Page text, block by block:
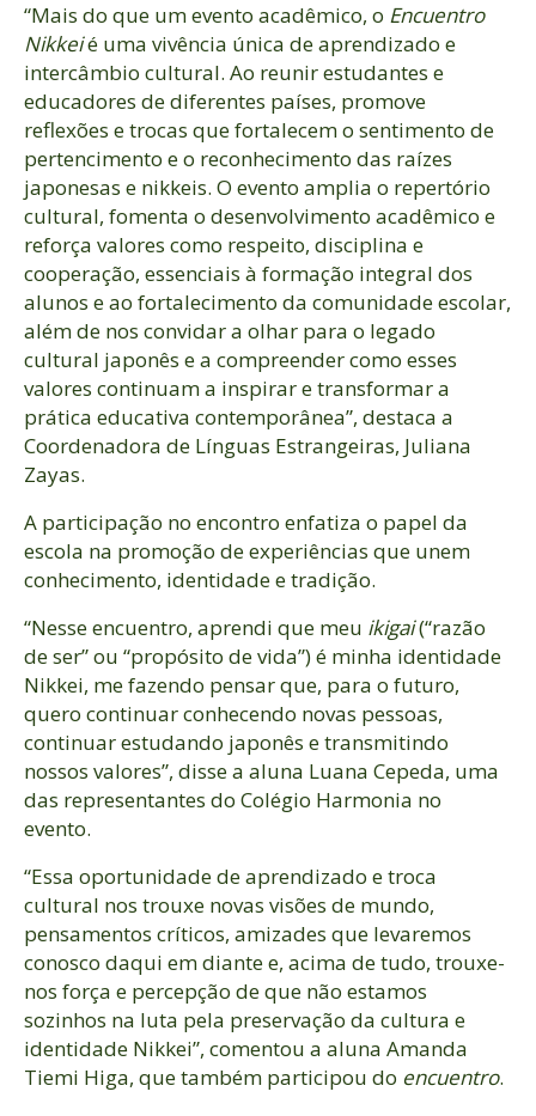
“Mais do que um evento acadêmico, o Encuentro
Nikkeié uma vivência única de aprendizado e
intercâmbio cultural. Ao reunir estudantes e
educadores de diferentes países, promove
reflexões e trocas que fortalecem o sentimento de
pertencimento e o reconhecimento das raízes
japonesas e nikkeis. O evento amplia o repertório
cultural, fomenta o desenvolvimento acadêmico e
reforça valores como respeito, disciplina e
cooperação, essenciais à formação integral dos
alunos e ao fortalecimento da comunidade escolar,
além de nos convidar a olhar para o legado
cultural japonês e a compreender como esses
valores continuam a inspirar e transformar a
prática educativa contemporânea”, destaca a
Coordenadora de Línguas Estrangeiras, Juliana
Zayas.
A participação no encontro enfatiza o papel da
escola na promoção de experiências que unem
conhecimento, identidade e tradição.
“Nesse encuentro, aprendi que meu ikigai(“razão
de ser” ou “propósito de vida”) é minha identidade
Nikkei, me fazendo pensar que, para o futuro,
quero continuar conhecendo novas pessoas,
continuar estudando japonês e transmitindo
nossos valores”, disse a aluna Luana Cepeda, uma
das representantes do Colégio Harmonia no
evento.
“Essa oportunidade de aprendizado e troca
cultural nos trouxe novas visões de mundo,
pensamentos críticos, amizades que levaremos
conosco daqui em diante e, acima de tudo, trouxe-
nos força e percepção de que não estamos
sozinhos na luta pela preservação da cultura e
identidade Nikkei”, comentou a aluna Amanda
Tiemi Higa, que também participou do encuentro.